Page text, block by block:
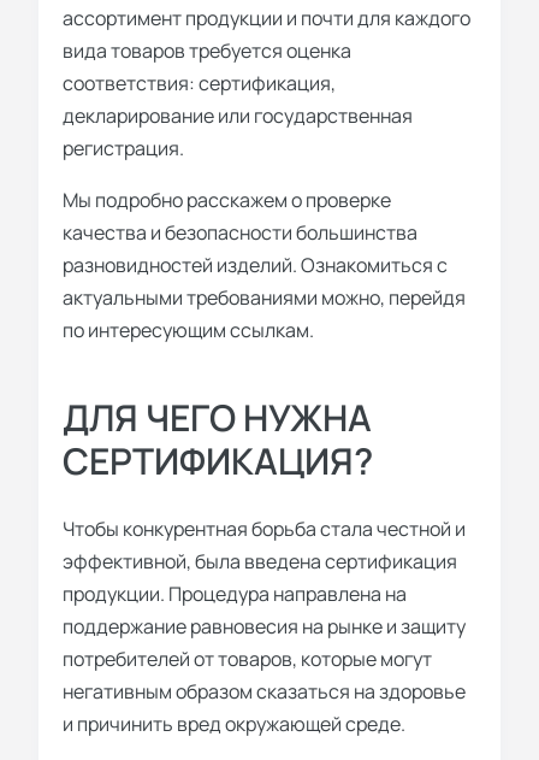
ассортимент продукции и почти для каждого
вида товаров требуется оценка
соответствия: сертификация,
декларирование или государственная
регистрация.
Мы подробно расскажем о проверке
качества и безопасности большинства
разновидностей изделий. Ознакомиться с
актуальными требованиями можно, перейдя
по интересующим ссылкам.
ДЛЯ ЧЕГО НУЖНА
СЕРТИФИКАЦИЯ?
Чтобы конкурентная борьба стала честной и
эффективной, была введена сертификация
продукции. Процедура направлена на
поддержание равновесия на рынке и защиту
потребителей от товаров, которые могут
негативным образом сказаться на здоровье
и причинить вред окружающей среде.